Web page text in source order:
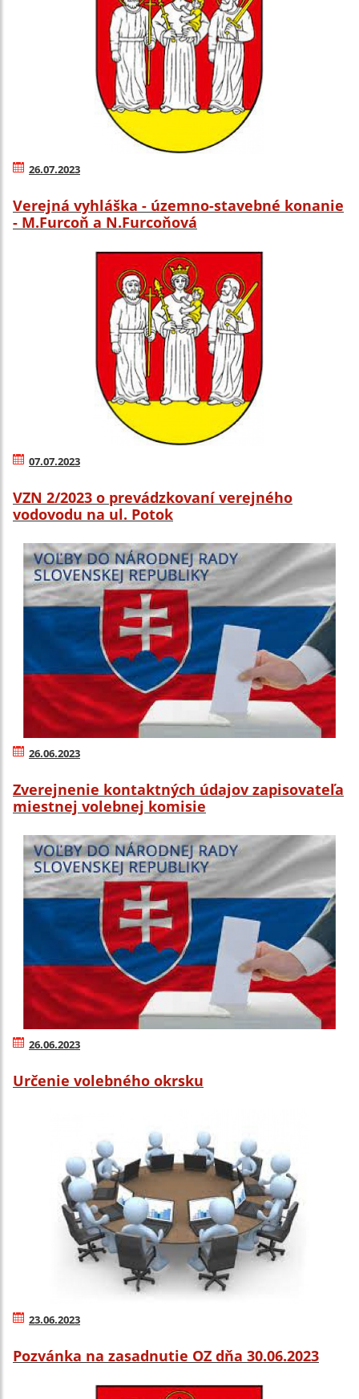
26.07.2023
Verejná vyhláška - územno-stavebné konanie
- M.Furcoň a N.Furcoňová
07.07.2023
VZN 2/2023 o prevádzkovaní verejného
vodovodu na ul. Potok
26.06.2023
Zverejnenie kontaktných údajov zapisovateľa
miestnej volebnej komisie
26.06.2023
Určenie volebného okrsku
23.06.2023
Pozvánka na zasadnutie OZ dňa 30.06.2023